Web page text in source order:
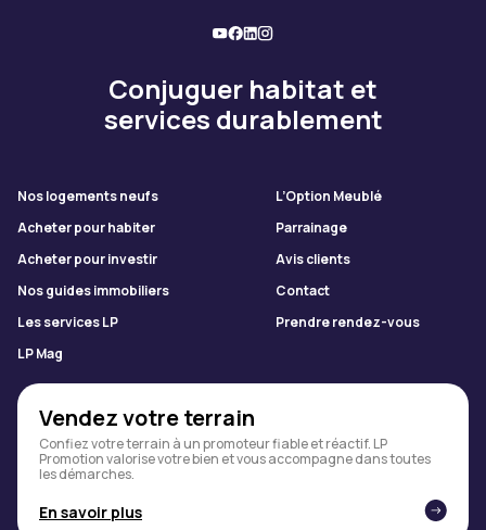
Conjuguer habitat et
services durablement
Nos logements neufs
L’Option Meublé
Acheter pour habiter
Parrainage
Acheter pour investir
Avis clients
Nos guides immobiliers
Contact
Les services LP
Prendre rendez-vous
LP Mag
Vendez votre terrain
Confiez votre terrain à un promoteur fiable et réactif. LP
Promotion valorise votre bien et vous accompagne dans toutes
les démarches.
En savoir plus